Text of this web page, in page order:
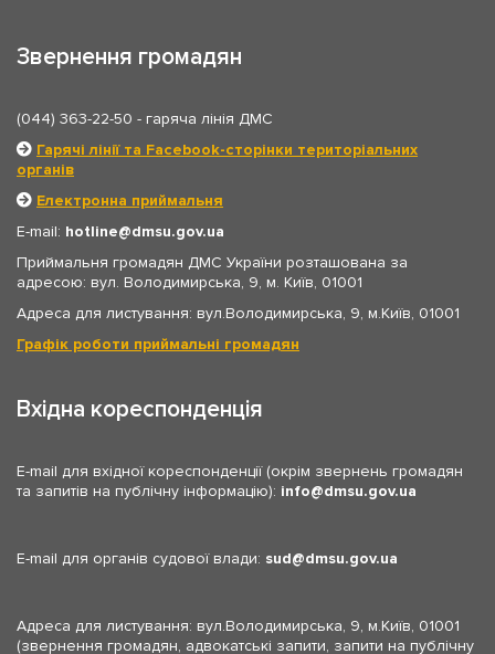
Звернення громадян
(044) 363-22-50 - гаряча лінія ДМС
Гарячі лінії та Facebook-сторінки територіальних
органів
Електронна приймальня
E-mail: hotline
dmsu.gov.ua
Приймальня громадян ДМС України розташована за
адресою: вул. Володимирська, 9, м. Київ, 01001
Адреса для листування: вул.Володимирська, 9, м.Київ, 01001
Графік роботи приймальні громадян
Вхідна кореспонденція
E-mail для вхідної кореспонденції (окрім звернень громадян
та запитів на публічну інформацію): info dmsu.gov.ua
E-mail для органів судової влади: sud dmsu.gov.ua
Адреса для листування: вул.Володимирська, 9, м.Київ, 01001
(звернення громадян, адвокатські запити, запити на публічну